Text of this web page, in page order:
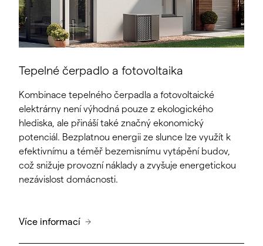
Tepelné čerpadlo a fotovoltaika
Kombinace tepelného čerpadla a fotovoltaické
elektrárny není výhodná pouze z ekologického
hlediska, ale přináší také značný ekonomický
potenciál. Bezplatnou energii ze slunce lze využít k
efektivnímu a téměř bezemisnímu vytápění budov,
což snižuje provozní náklady a zvyšuje energetickou
nezávislost domácnosti.
Více informací